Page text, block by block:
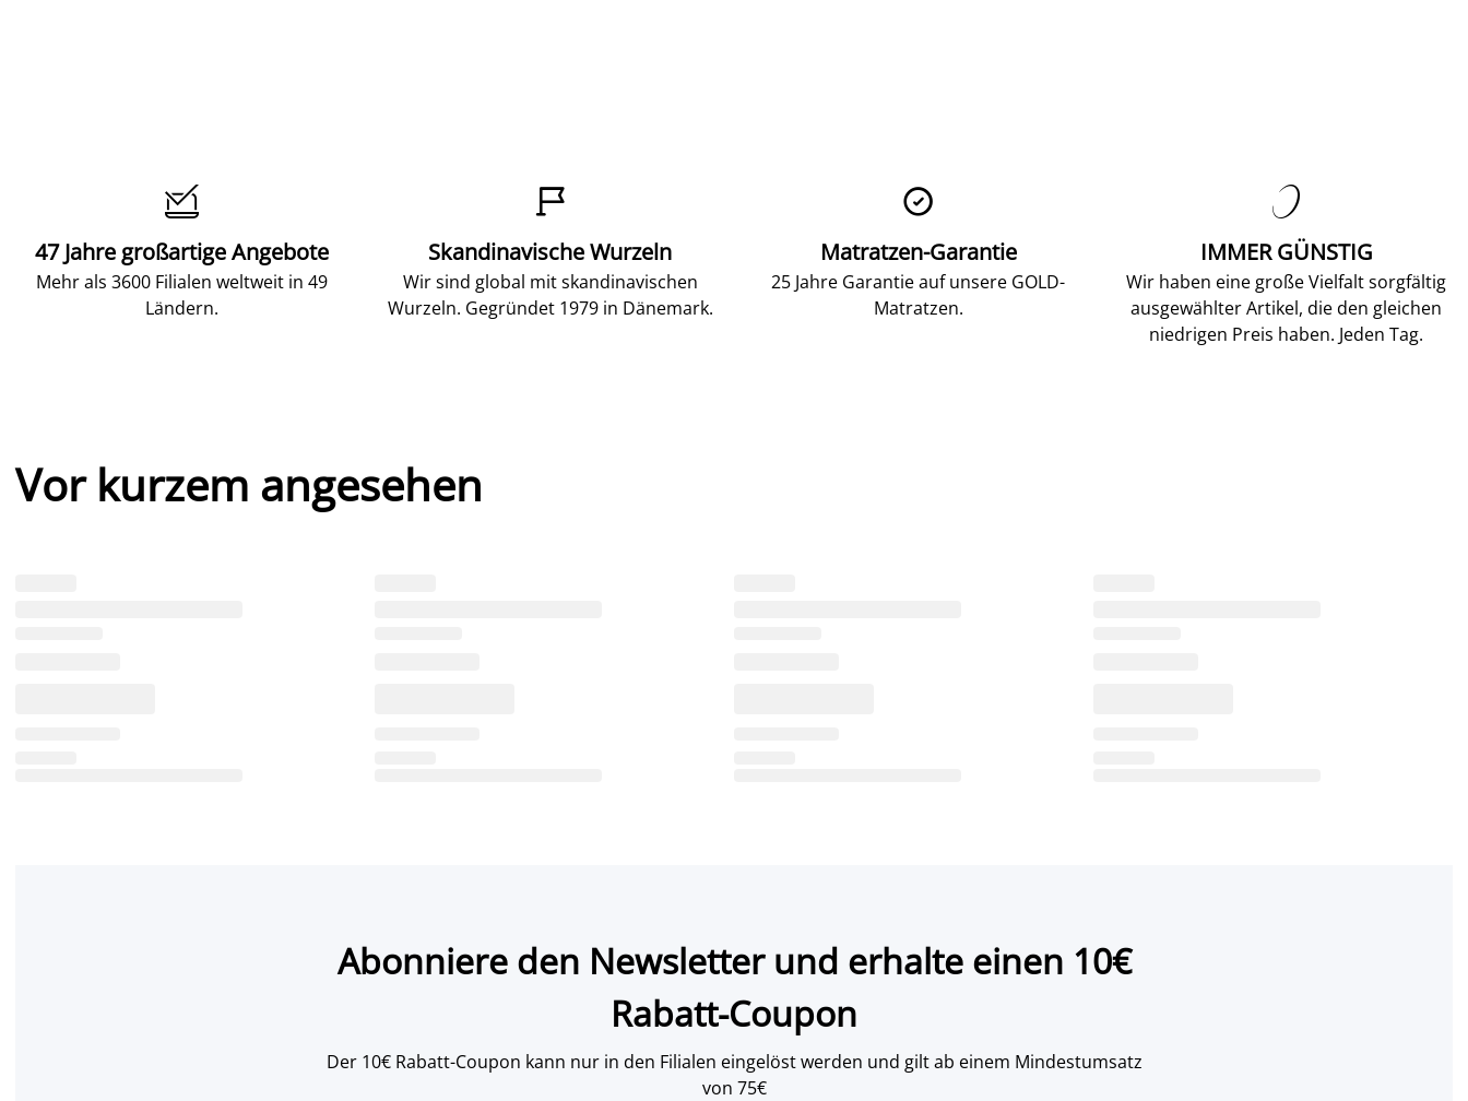

47 Jahre großartige Angebote
Mehr als 3600 Filialen weltweit in 49
Ländern.

Skandinavische Wurzeln
Wir sind global mit skandinavischen
Wurzeln. Gegründet 1979 in Dänemark.

Matratzen-Garantie
25 Jahre Garantie auf unsere GOLD-
Matratzen.

IMMER GÜNSTIG
Wir haben eine große Vielfalt sorgfältig
ausgewählter Artikel, die den gleichen
niedrigen Preis haben. Jeden Tag.
Vor kurzem angesehen
Abonniere den Newsletter und erhalte einen 10€
Rabatt-Coupon
Der 10€ Rabatt-Coupon kann nur in den Filialen eingelöst werden und gilt ab einem Mindestumsatz
von 75€